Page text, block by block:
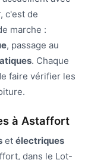
c'est de
marche :
, passage au
. Chaque
faire vérifier les
à Astaffort
et électriques
dans le Lot-